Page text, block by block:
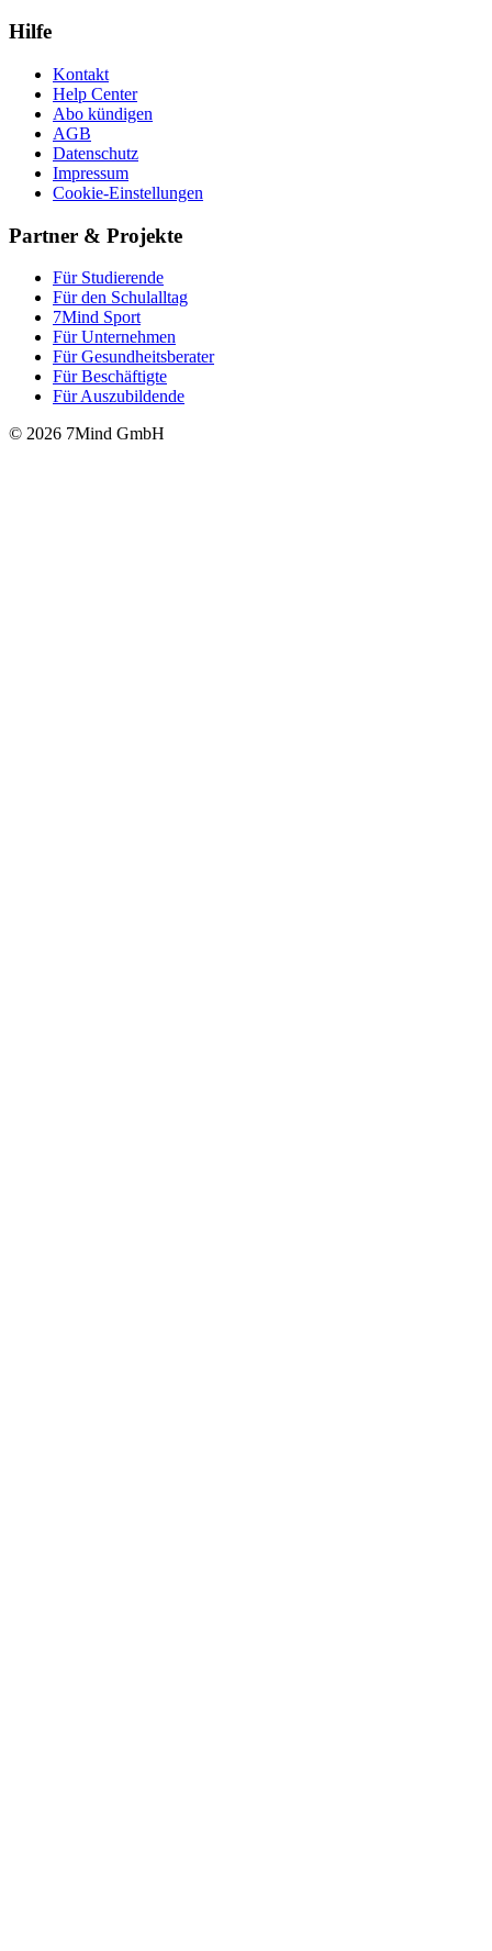
Hilfe
Kontakt
Help Center
Abo kündigen
AGB
Datenschutz
Impressum
Cookie-Einstellungen
Partner & Projekte
Für Stu­die­rende
Für den Schulalltag
7Mind Sport
Für Unter­neh­men
Für Gesund­heits­be­ra­ter
Für Beschäftigte
Für Auszubildende
© 2026 7Mind GmbH